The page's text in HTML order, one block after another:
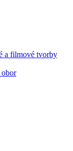
a filmové tvorby
obor